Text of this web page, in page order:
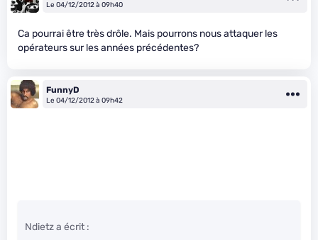
Le 04/12/2012 à 09h40
Ca pourrai être très drôle. Mais pourrons nous attaquer les
opérateurs sur les années précédentes?
FunnyD
Le 04/12/2012 à 09h42
Ndietz a écrit :